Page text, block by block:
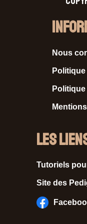
Nous
Les
Tutoriels
Site des